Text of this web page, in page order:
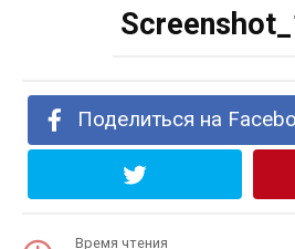
Поделиться на
Время чтения